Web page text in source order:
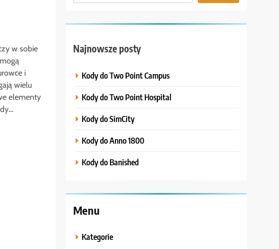
w sobie
i
wielu
elementy
Najnowsze posty
Kody do Two Point Campus
Kody do Two Point Hospital
Kody do SimCity
Kody do Anno 1800
Kody do Banished
Menu
Kategorie